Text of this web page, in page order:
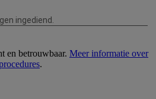
en betrouwbaar. Meer informatie over
.